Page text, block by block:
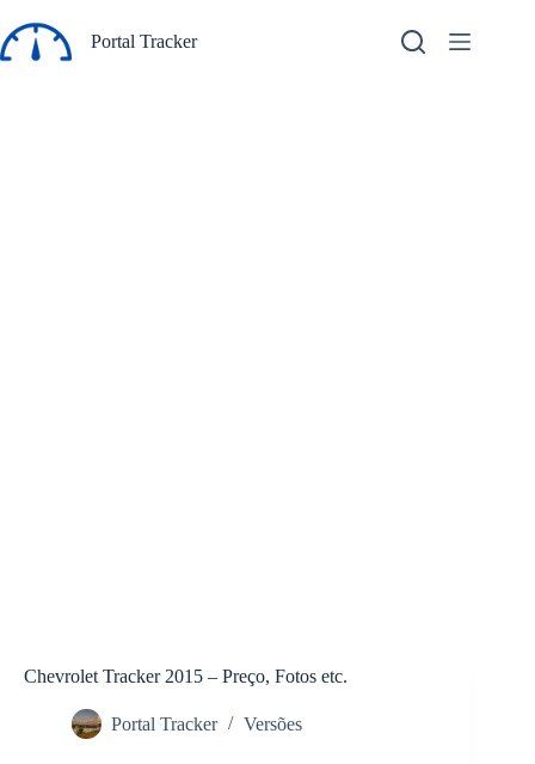
para
o
Portal Tracker
Chevrolet Tracker 2015 – Preço, Fotos etc.
Portal Tracker Versões